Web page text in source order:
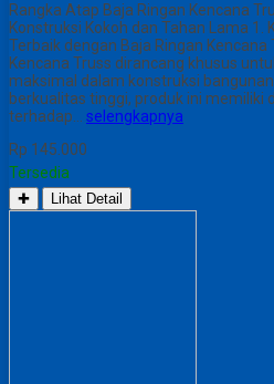
Rangka Atap Baja Ringan Kencana
Konstruksi Kokoh dan Tahan Lama 1.
Terbaik dengan Baja Ringan
Kencana Truss dirancang khusus
maksimal dalam konstruksi
berkualitas tinggi, produk ini memiliki
terhadap… selengkapnya
Rp 145.000
Tersedia
✚ Lihat Detail